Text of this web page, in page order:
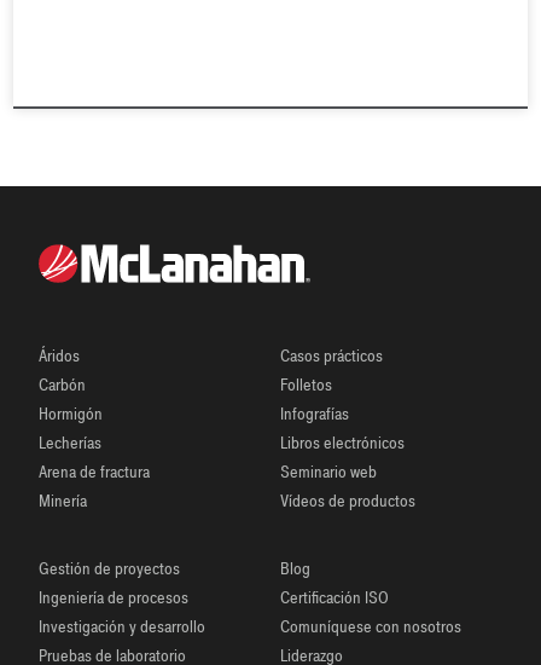
Áridos
Carbón
Hormigón
Lecherías
Arena de fractura
Minería
Casos prácticos
Folletos
Infografías
Libros electrónicos
Seminario web
Vídeos de productos
Gestión de proyectos
Ingeniería de procesos
Investigación y desarrollo
Pruebas de laboratorio
Blog
Certificación ISO
Comuníquese con nosotros
Liderazgo